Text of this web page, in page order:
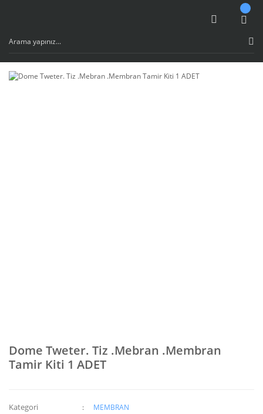
Dome Tweter. Tiz .Mebran .Membran
Tamir Kiti 1 ADET
Kategori MEMBRAN